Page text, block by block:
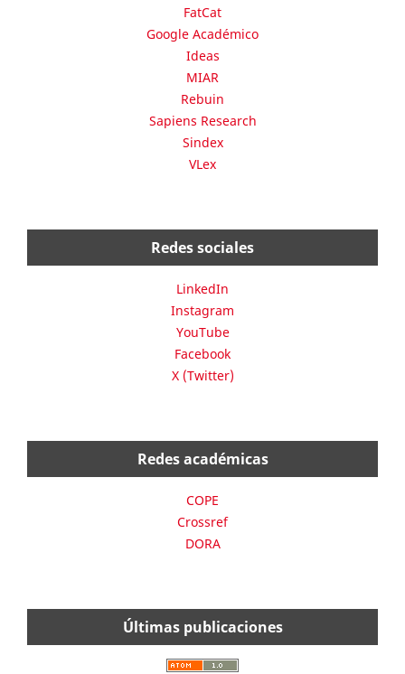
FatCat
Google Académico
Ideas
MIAR
Rebuin
Sapiens Research
Sindex
VLex
Redes sociales
LinkedIn
Instagram
YouTube
Facebook
X (Twitter)
Redes académicas
COPE
Crossref
DORA
Últimas publicaciones